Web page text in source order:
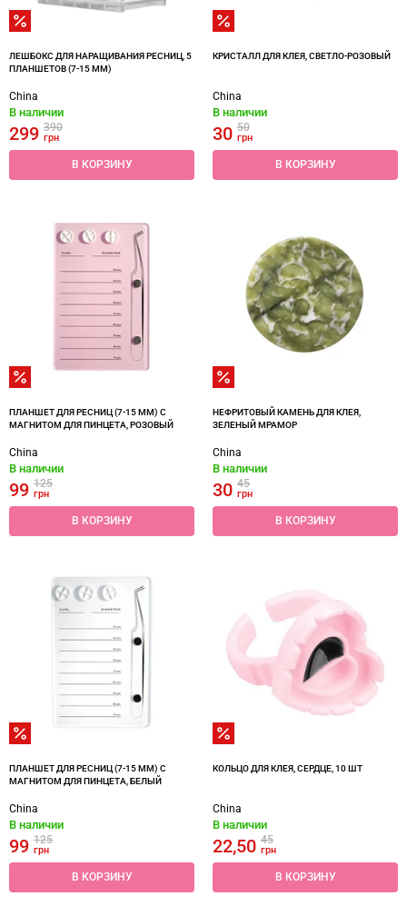
ЛЕШБОКС ДЛЯ НАРАЩИВАНИЯ РЕСНИЦ, 5
ПЛАНШЕТОВ (7-15 ММ)
China
В наличии
299 390
грн
В КОРЗИНУ
КРИСТАЛЛ ДЛЯ КЛЕЯ, СВЕТЛО-РОЗОВЫЙ
China
В наличии
30 50
грн
В КОРЗИНУ
ПЛАНШЕТ ДЛЯ РЕСНИЦ (7-15 ММ) С
МАГНИТОМ ДЛЯ ПИНЦЕТА, РОЗОВЫЙ
China
В наличии
99 125
грн
В КОРЗИНУ
НЕФРИТОВЫЙ КАМЕНЬ ДЛЯ КЛЕЯ,
ЗЕЛЕНЫЙ МРАМОР
China
В наличии
30 45
грн
В КОРЗИНУ
ПЛАНШЕТ ДЛЯ РЕСНИЦ (7-15 ММ) С
МАГНИТОМ ДЛЯ ПИНЦЕТА, БЕЛЫЙ
China
В наличии
99 125
грн
В КОРЗИНУ
КОЛЬЦО ДЛЯ КЛЕЯ, СЕРДЦЕ, 10 ШТ
China
В наличии
22,50 45
грн
В КОРЗИНУ